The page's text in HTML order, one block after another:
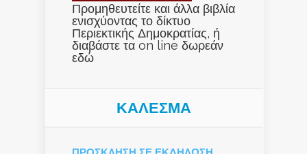
Προμηθευτείτε και άλλα βιβλία
ενισχύοντας το δίκτυο
Περιεκτικής Δημοκρατίας, ή
διαβάστε τα on line δωρεάν
εδώ
ΚΑΛΕΣΜΑ